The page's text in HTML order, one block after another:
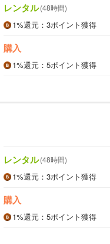
レンタル(48時間)
1%還元 ：3ポイント獲得
購入
1%還元 ：5ポイント獲得
レンタル(48時間)
1%還元 ：3ポイント獲得
購入
1%還元 ：5ポイント獲得